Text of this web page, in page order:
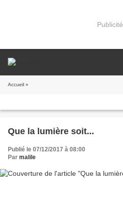
Publicité
Accueil »
Que la lumière soit...
Publié le 07/12/2017 à 08:00
Par malile